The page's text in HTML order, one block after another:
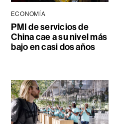
ECONOMÍA
PMI de servicios de
China cae a su nivel más
bajo en casi dos años